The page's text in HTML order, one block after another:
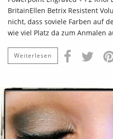
BritainEllen Betrix Resistent
nicht, dass soviele Farben auf
wie viel Platz da zum Anmalen
Weiterlesen